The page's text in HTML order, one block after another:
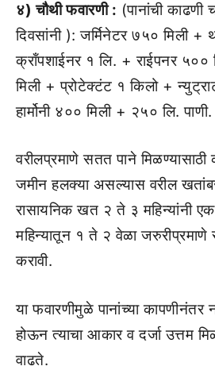
४) चौथी फवारणी : (पानांची
दिवसांनी ): जर्मिनेटर ७५० मिली +
क्रॉंपशाईनर १ लि. + राईपनर ५००
मिली + प्रोटेक्टंट १ किलो +
हार्मोनी ४०० मिली + २५० लि. पाणी.
वरीलप्रमाणे सतत पाने
जमीन हलक्या असल्यास वरील
रासायनिक खत २ ते ३ महिन्यांनी
महिन्यातून १ ते २ वेळा जरुरीप्रमाणे
करावी.
या फवारणीमुळे पानांच्या कापणीनंतर
होऊन त्याचा आकार व दर्जा उत्तम
वाढते.